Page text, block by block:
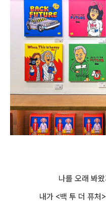
나를 오래 봐
내가 <백 투 더 퓨처